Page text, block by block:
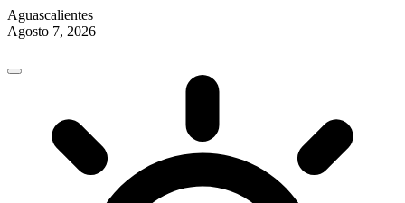
Aguascalientes
Agosto 7, 2026
content